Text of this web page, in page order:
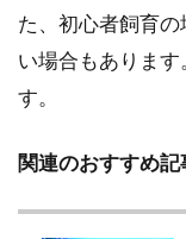
た、初心者飼育
い場合もありま
す。
関連のおすすめ記